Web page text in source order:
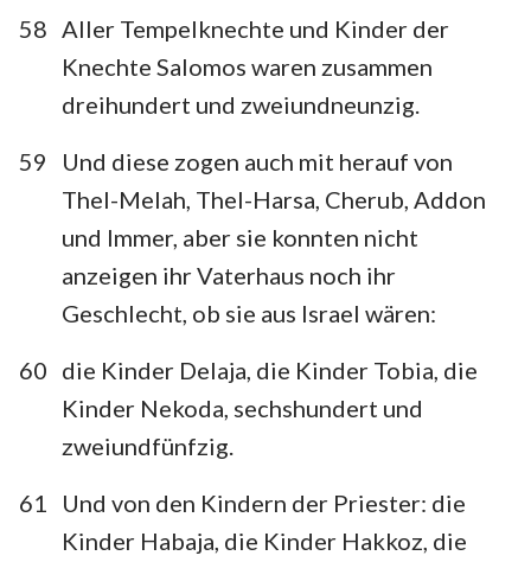
58 Aller Tempelknechte und Kinder der
Knechte Salomos waren zusammen
dreihundert und zweiundneunzig.
59
Und diese zogen auch mit herauf von
Thel-Melah, Thel-Harsa, Cherub, Addon
und Immer, aber sie konnten nicht
anzeigen ihr Vaterhaus noch ihr
Geschlecht, ob sie aus Israel wären:
60 die Kinder Delaja, die Kinder Tobia, die
Kinder Nekoda, sechshundert und
zweiundfünfzig.
61
Und von den Kindern der Priester: die
Kinder Habaja, die Kinder Hakkoz, die